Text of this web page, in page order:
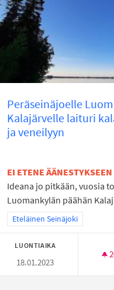
Peräseinäjoelle
Kalajärvelle laituri
ja veneilyyn
EI ETENE ÄÄNESTYKSEEN
Ideana jo pitkään, vuosia
Luomankylän päähän
Rajaa tulokset teeman
Eteläinen Seinäjoki
LUONTIAIKA
18.01.2023